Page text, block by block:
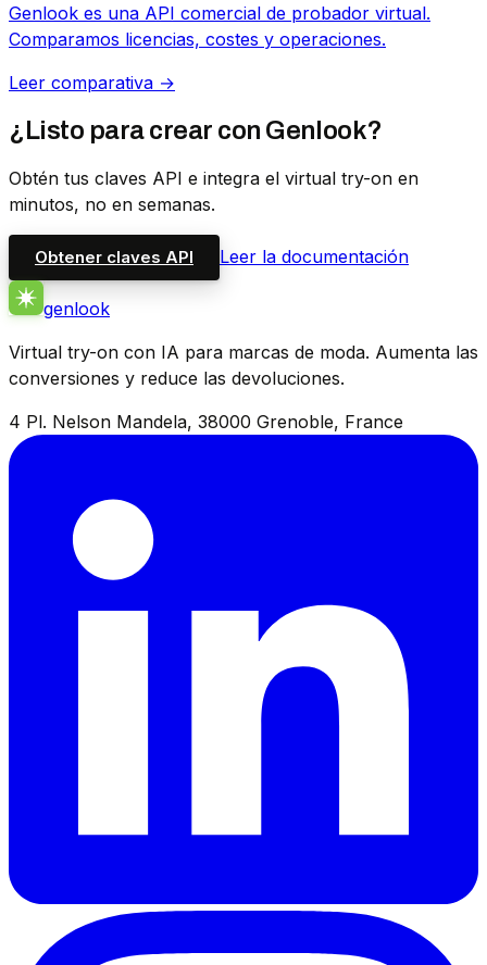
Genlook es una API comercial de probador virtual.
Comparamos licencias, costes y operaciones.
Leer comparativa →
¿Listo para crear con Genlook?
Obtén tus claves API e integra el virtual try-on en
minutos, no en semanas.
Obtener claves API Leer la documentación
genlook
Virtual try-on con IA para marcas de moda. Aumenta las
conversiones y reduce las devoluciones.
4 Pl. Nelson Mandela, 38000 Grenoble, France